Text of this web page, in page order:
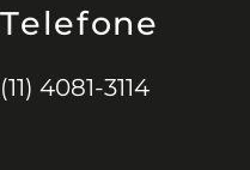
Telefone
(11) 4081-3114